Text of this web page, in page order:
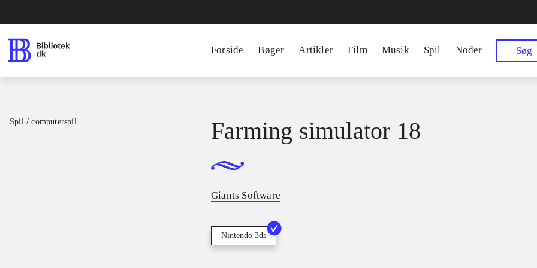
Forside Bøger Artikler Film Musik Spil Noder Søg
Spil / computerspil Farming simulator 18
Giants Software
Nintendo 3ds